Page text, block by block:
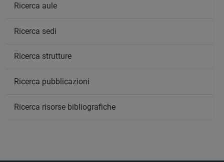
Ricerca aule
Ricerca sedi
Ricerca strutture
Ricerca pubblicazioni
Ricerca risorse bibliografiche